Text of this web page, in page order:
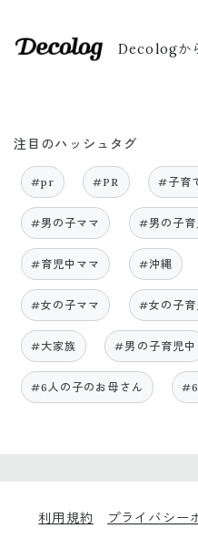
Decologか
注目のハッシュタグ
#pr #PR #子育
#男の子ママ #男の子育
#育児中ママ #沖縄
#女の子ママ #女の子育
#大家族 #男の子育児中
#6人の子のお母さん #6
利用規約 プライバシー